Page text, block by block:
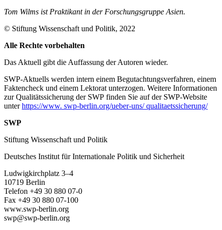
Tom Wilms ist Praktikant in der Forschungsgruppe Asien.
© Stiftung Wissenschaft und Politik, 2022
Alle Rechte vorbehalten
Das Aktuell gibt die Auf­fassung der Autoren wieder.
SWP-Aktuells werden intern einem Begutachtungsverfah­ren, einem
Faktencheck und einem Lektorat unterzogen. Weitere Informationen
zur Qualitätssicherung der SWP finden Sie auf der SWP-Website
unterhttps://www. swp-berlin.org/ueber-uns/ qualitaetssicherung/
SWP
Stiftung Wissenschaft und Politik
Deutsches Institut für Internationale Politik und Sicherheit
Ludwigkirchplatz 3–4
10719 Berlin
Telefon +49 30 880 07-0
Fax +49 30 880 07-100
www.swp-berlin.org
swp@swp-berlin.org